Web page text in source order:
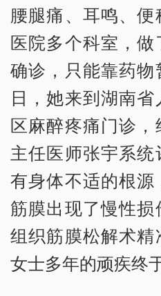
腰腿痛、耳鸣、
医院多个科室，
确诊，只能靠药
日，她来到湖南
区麻醉疼痛门诊，
主任医师张宇系
有身体不适的根
筋膜出现了慢性
组织筋膜松解术
女士多年的顽疾终